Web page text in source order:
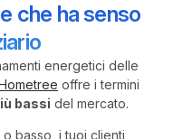
che ha senso
energetici delle
offre i termini
bassi del mercato.
basso, i tuoi clienti